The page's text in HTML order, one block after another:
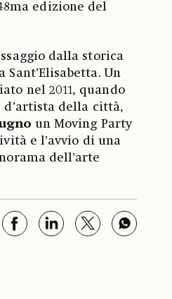
edizione del
dalla storica
Un
nel 2011, quando
della città,
un Moving Party
e l’avvio di una
dell’arte